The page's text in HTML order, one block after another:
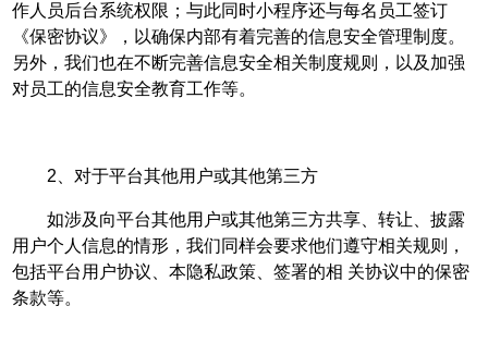
作人员后台系统权限；与此同时小程序还与每名员工签订
《保密协议》，以确保内部有着完善的信息安全管理制度。
另外，我们也在不断完善信息安全相关制度规则，以及加强
对员工的信息安全教育工作等。
2、对于平台其他用户或其他第三方
如涉及向平台其他用户或其他第三方共享、转让、披露
用户个人信息的情形，我们同样会要求他们遵守相关规则，
包括平台用户协议、本隐私政策、签署的相 关协议中的保密
条款等。